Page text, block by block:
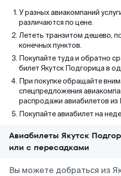
У разных авиакомпаний
различаются по цене.
Лететь транзитом дешево,
конечных пунктов.
Покупайте туда и обратно
билет Якутск Подгорица в
При покупке обращайте
спецпредложения
распродажи авиабилетов
Покупайте авиабилет на
Авиабилеты Якутск
или с пересадками
Вы можете добраться из